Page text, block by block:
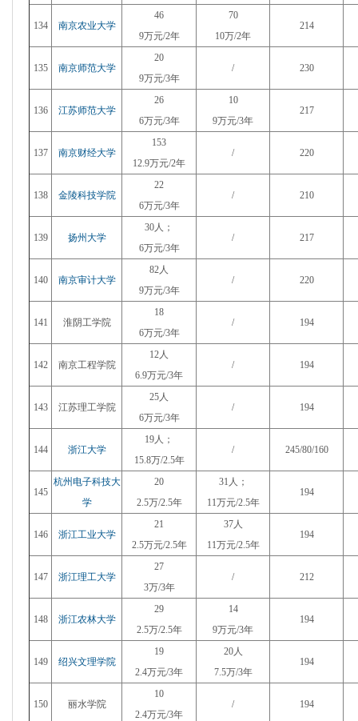
134 南京农业大学
46
9万元/2年
70
10万/2年
214
135 南京师范大学
20
9万元/3年
/ 230
136 江苏师范大学
26
6万元/3年
10
9万元/3年
217
137 南京财经大学
153
12.9万元/2年
/ 220
138 金陵科技学院
22
6万元/3年
/ 210
139 扬州大学
30人；
6万元/3年
/ 217
140 南京审计大学
82人
9万元/3年
/ 220
141 淮阴工学院
18
6万元/3年
/ 194
142 南京工程学院
12人
6.9万元/3年
/ 194
143 江苏理工学院
25人
6万元/3年
/ 194
144 浙江大学
19人；
15.8万/2.5年
/ 245/80/160
145
杭州电子科技大
学
20
2.5万/2.5年
31人；
11万元/2.5年
194
146 浙江工业大学
21
2.5万元/2.5年
37人
11万元/2.5年
194
147 浙江理工大学
27
3万/3年
/ 212
148 浙江农林大学
29
2.5万/2.5年
14
9万元/3年
194
149 绍兴文理学院
19
2.4万元/3年
20人
7.5万/3年
194
150 丽水学院
10
2.4万元/3年
/ 194